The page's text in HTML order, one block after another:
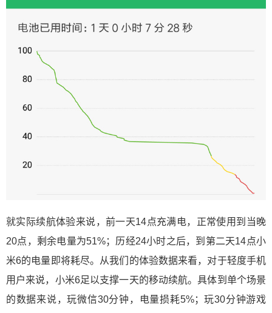
就实际续航体验来说，前一天14点充满电，正常使用到当晚
20点，剩余电量为51%；历经24小时之后，到第二天14点小
米6的电量即将耗尽。从我们的体验数据来看，对于轻度手机
用户来说，小米6足以支撑一天的移动续航。具体到单个场景
的数据来说，玩微信30分钟，电量损耗5%；玩30分钟游戏